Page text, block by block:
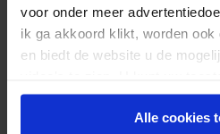
voor onder meer
ik ga akkoord klikt, worden
en biedt de website u de
intrekken.
Alle cookies
Hans Kroon